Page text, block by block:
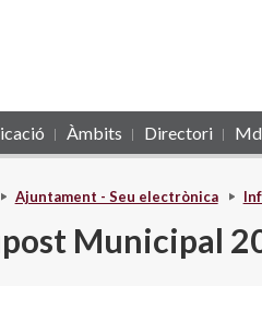
Àmbits Directori
Ajuntament - Seu electrònica
Municipal